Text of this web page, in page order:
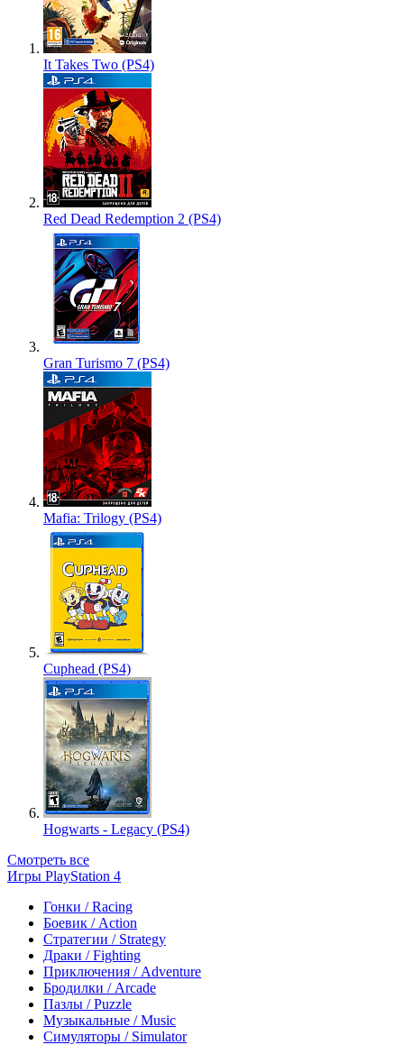
It Takes Two (PS4)
Red Dead Redemption 2 (PS4)
Gran Turismo 7 (PS4)
Mafia: Trilogy (PS4)
Cuphead (PS4)
Hogwarts - Legacy (PS4)
Смотреть все
Игры PlayStation 4
Гонки / Racing
Боевик / Action
Стратегии / Strategy
Драки / Fighting
Приключения / Adventure
Бродилки / Arcade
Пазлы / Puzzle
Музыкальные / Music
Симуляторы / Simulator